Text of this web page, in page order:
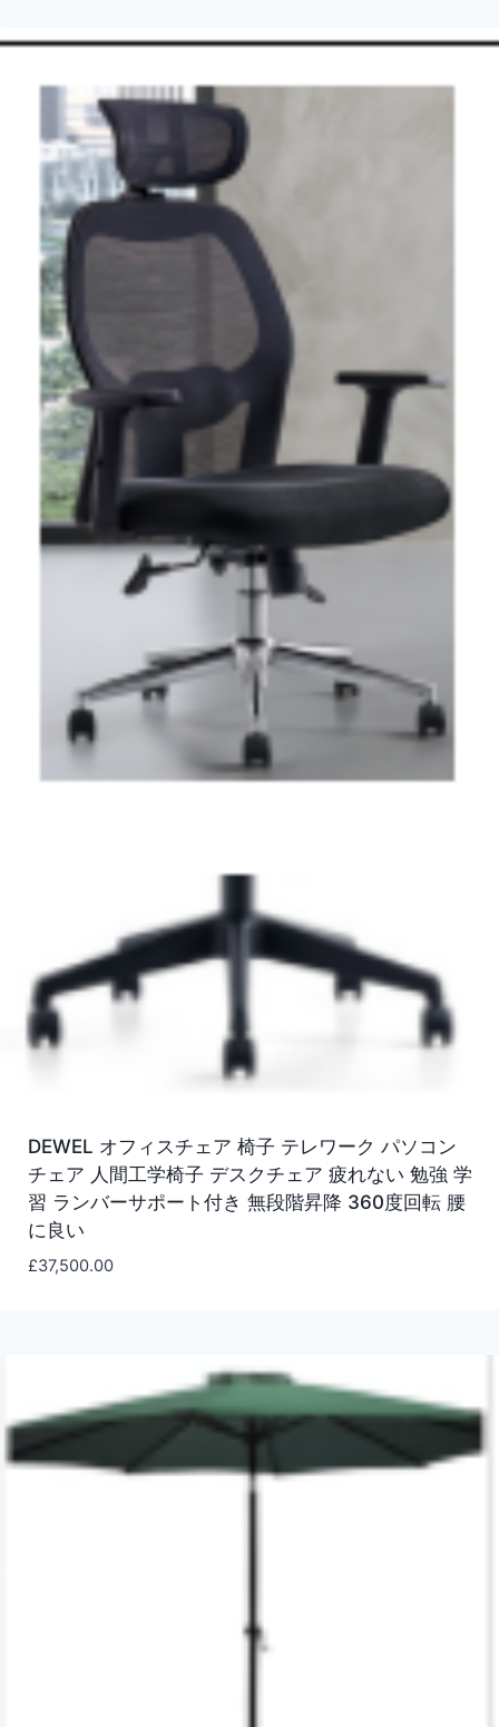
DEWEL オフィスチェア 椅子 テレワーク パソコン
チェア 人間工学椅子 デスクチェア 疲れない 勉強 学
習 ランバーサポート付き 無段階昇降 360度回転 腰
に良い
£37,500.00